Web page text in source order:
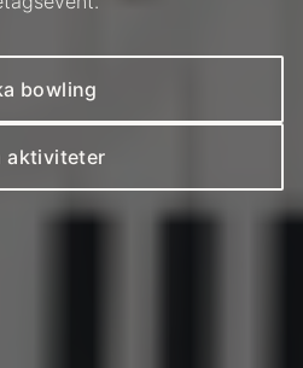
bowling
aktiviteter